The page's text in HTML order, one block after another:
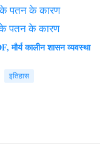
के पतन के कारण
के पतन के कारण
मौर्य कालीन शासन व्यवस्था
इतिहास